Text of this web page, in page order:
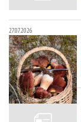
27.07.2026
22.07.2026